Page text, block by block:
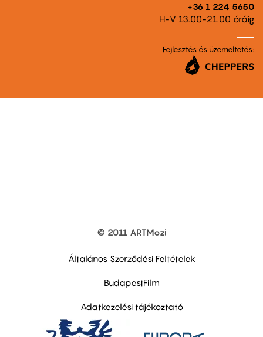
+36 1 224 5650
H-V 13.00-21.00 óráig
Fejlesztés és üzemeltetés:
© 2011 ARTMozi
Általános Szerződési Feltételek
BudapestFilm
Adatkezelési tájékoztató